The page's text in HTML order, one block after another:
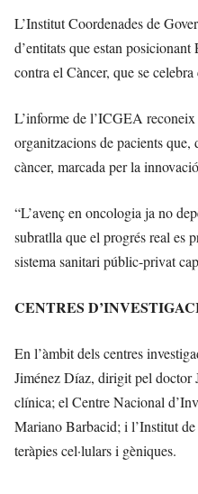
L’Institut Coordenades de
d’entitats que estan
contra el Càncer, que se celebra
L’informe de l’ICGEA
organitzacions de pacients que,
càncer, marcada per la
“L’avenç en oncologia ja no
subratlla que el progrés real es
sistema sanitari públic-privat
CENTRES
En l’àmbit dels centres
Jiménez Díaz, dirigit pel doctor
clínica; el Centre Nacional
Mariano Barbacid; i l’Institut
teràpies cel·lulars i gèniques.